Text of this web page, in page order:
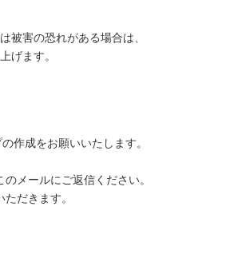
被害の恐れがある場合は、
げます。
成をお願いいたします。
メールにご返信ください。
だきます。